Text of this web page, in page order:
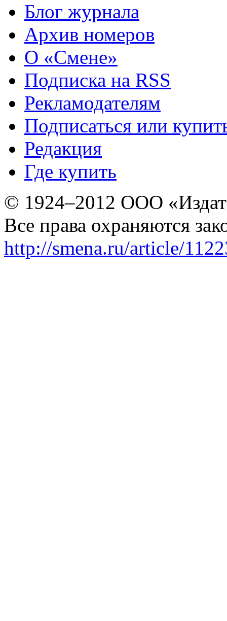
Блог журнала
Архив номеров
О «Смене»
Подписка на RSS
Рекламодателям
Подписаться или
Редакция
Где купить
© 1924–2012 ООО
Все права охраняются
http://smena.ru/article/